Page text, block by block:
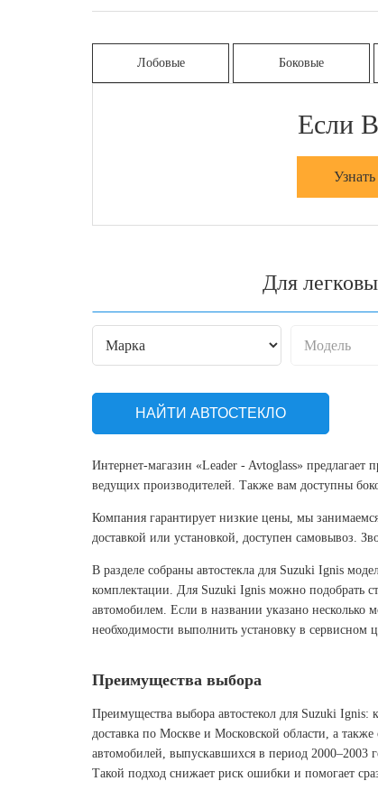
Лобовые Боковые
Если
Для
НАЙТИ АВТОСТЕКЛО
Интернет-магазин «Leader - Avtoglass»
ведущих производителей. Также вам доступны
Компания гарантирует низкие цены, мы
доставкой или установкой, доступен самовывоз.
В разделе собраны автостекла для Suzuki Ignis
комплектации. Для Suzuki Ignis можно подобрать
автомобилем. Если в названии указано несколько
необходимости выполнить установку в сервисном
Преимущества выбора
Преимущества выбора автостекол для Suzuki Ignis:
доставка по Москве и Московской области, а
автомобилей, выпускавшихся в период 2000–2003
Такой подход снижает риск ошибки и помогает